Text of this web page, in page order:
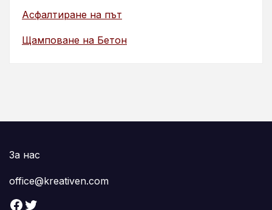
Асфалтиране на път
Щамповане на Бетон
За нас
office@kreativen.com
Facebook Twitter